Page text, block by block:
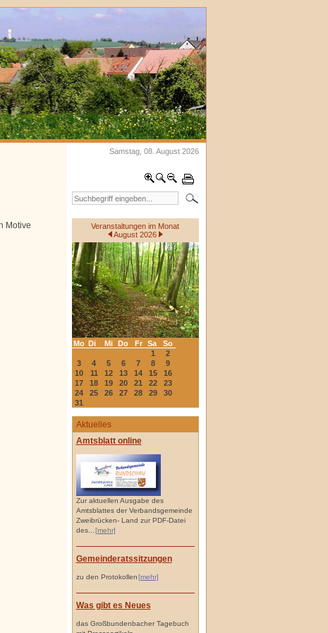
Samstag, 08. August 2026
Veranstaltungen im Monat
August 2026
Mo Di Mi Do Fr Sa
So
1
2
3
4 5 6 7 8
9
10
11 12 13 14 15
16
17
18 19 20 21 22
23
24
25 26 27 28 29
30
31
Aktuelles
Amtsblatt online
Zur aktuellen Ausgabe des
Amtsblattes der Verbandsgemeinde
Zweibrücken- Land zur PDF-Datei
des...
[mehr]
Gemeinderatssitzungen
zu den Protokollen[mehr]
Was gibt es Neues
das Großbundenbacher Tagebuch
Motive